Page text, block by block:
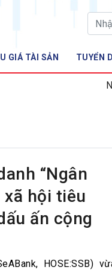
GIÁ TÀI SẢN TUYỂN
“Ngân
hội tiêu
ấn cộng
HOSE:SSB)